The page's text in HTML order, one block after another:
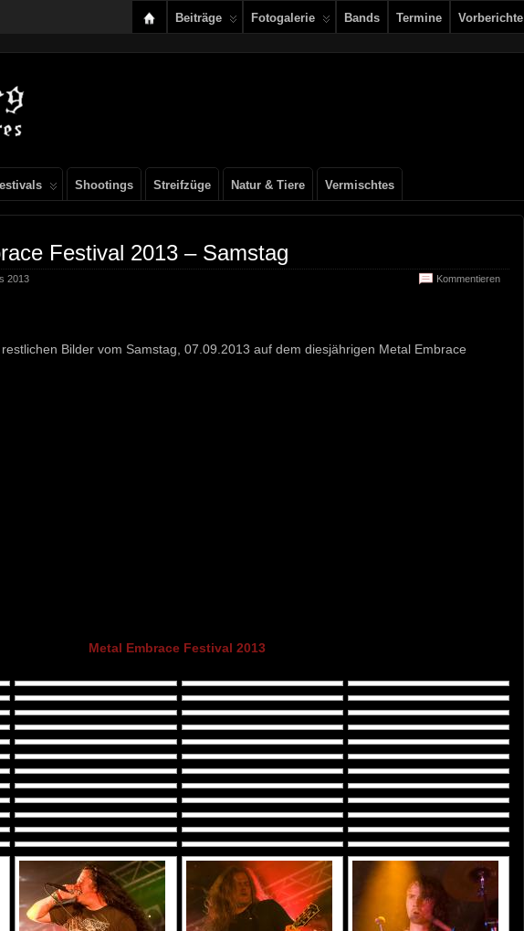
Beiträge Fotogalerie Bands Termine Vorberichte
Shootings Streifzüge Natur & Tiere Vermischtes
Festival 2013 – Samstag
2013 Kommentieren
Bilder vom Samstag, 07.09.2013 auf dem diesjährigen Metal Embrace
Metal Embrace Festival 2013